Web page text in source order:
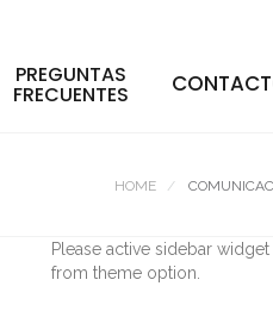
PREGUNTAS
FRECUENTES
HOME
Please active sidebar
from theme option.